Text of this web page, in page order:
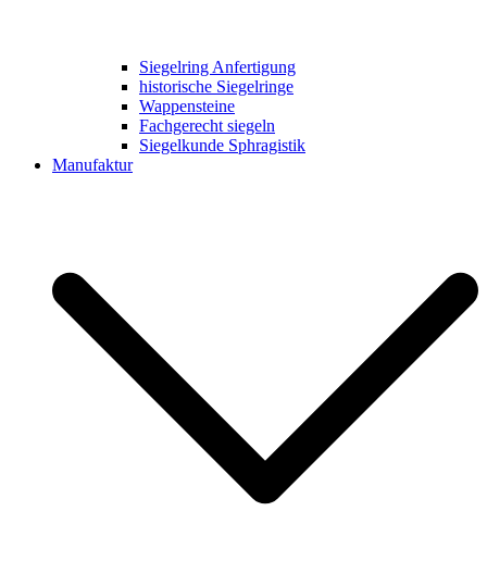
Siegelring Anfertigung
historische Siegelringe
Wappensteine
Fachgerecht siegeln
Siegelkunde Sphragistik
Manufaktur